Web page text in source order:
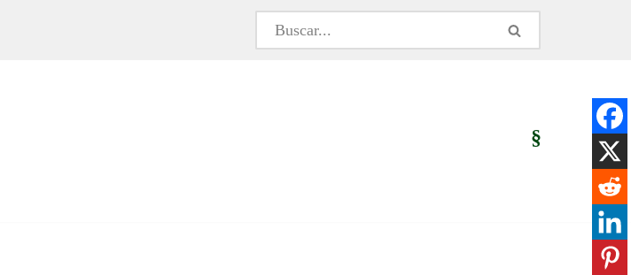
§